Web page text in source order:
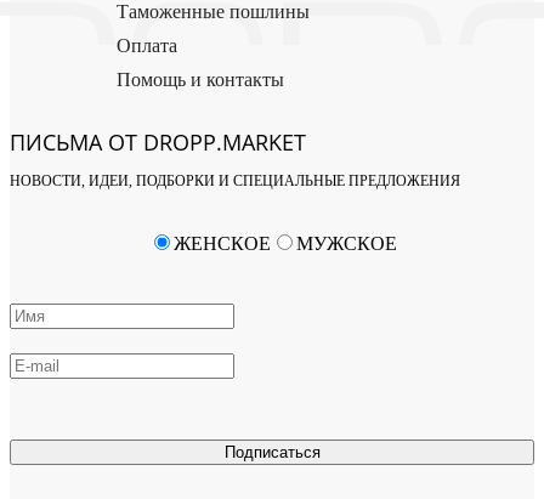
Таможенные пошлины
Оплата
Помощь и контакты
ПИСЬМА ОТ DROPP.MARKET
НОВОСТИ, ИДЕИ, ПОДБОРКИ И СПЕЦИАЛЬНЫЕ ПРЕДЛОЖЕНИЯ
Подписаться
ЖЕНСКОЕ МУЖСКОЕ